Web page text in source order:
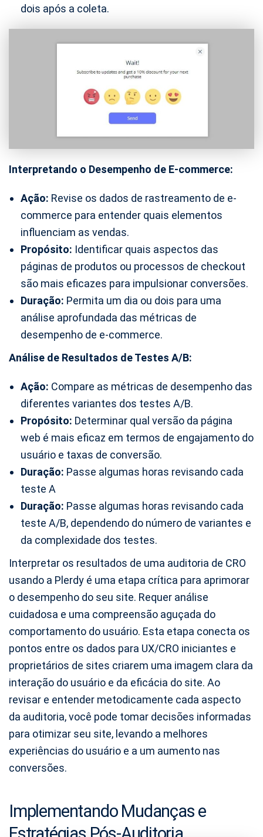
dois após a coleta.
Interpretando o Desempenho de E-commerce:
Ação: Revise os dados de rastreamento de e-
commerce para entender quais elementos
influenciam as vendas.
Propósito: Identificar quais aspectos das
páginas de produtos ou processos de checkout
são mais eficazes para impulsionar conversões.
Duração: Permita um dia ou dois para uma
análise aprofundada das métricas de
desempenho de e-commerce.
Análise de Resultados de Testes A/B:
Ação: Compare as métricas de desempenho das
diferentes variantes dos testes A/B.
Propósito: Determinar qual versão da página
web é mais eficaz em termos de engajamento do
usuário e taxas de conversão.
Duração: Passe algumas horas revisando cada
teste A
Duração: Passe algumas horas revisando cada
teste A/B, dependendo do número de variantes e
da complexidade dos testes.
Interpretar os resultados de uma auditoria de CRO
usando a Plerdy é uma etapa crítica para aprimorar
o desempenho do seu site. Requer análise
cuidadosa e uma compreensão aguçada do
comportamento do usuário. Esta etapa conecta os
pontos entre os dados para UX/CRO iniciantes e
proprietários de sites criarem uma imagem clara da
interação do usuário e da eficácia do site. Ao
revisar e entender metodicamente cada aspecto
da auditoria, você pode tomar decisões informadas
para otimizar seu site, levando a melhores
experiências do usuário e a um aumento nas
conversões.
Implementando Mudanças e